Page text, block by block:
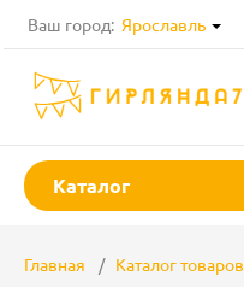
Ваш город: Ярославль
Каталог
Главная Каталог товаров